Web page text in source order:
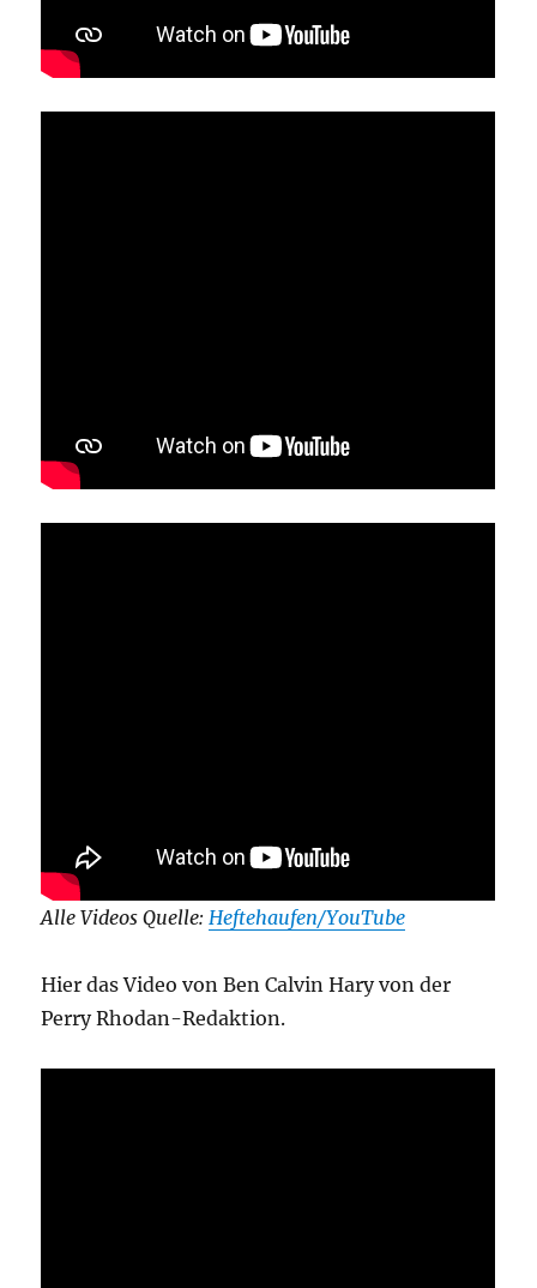
Alle Videos Quelle:Heftehaufen/YouTube
Hier das Video von Ben Calvin Hary von der
Perry Rhodan-Redaktion.